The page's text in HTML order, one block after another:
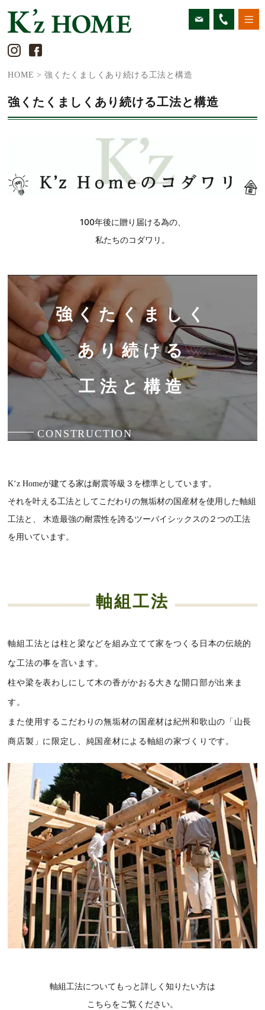
HOME > 強くたくましくあり続ける工法と構造
強くたくましくあり続ける工法と構造
100年後に贈り届ける為の、
私たちのコダワリ。
強くたくましく
あり続ける
工法と構造
CONSTRUCTION
K‘z Homeが建てる家は耐震等級３を標準としています。
それを叶える工法としてこだわりの無垢材の国産材を使用した軸組
工法と、
木造最強の耐震性を誇るツーバイシックスの２つの工法
を用いています。
軸組工法
軸組工法とは柱と梁などを組み立てて家をつくる日本の伝統的
な工法の事を言います。
柱や梁を表わしにして木の香がかおる大きな開口部が出来ま
す。
また使用するこだわりの無垢材の国産材は紀州和歌山の「山長
商店製」に限定し、純国産材による軸組の家づくりです。
軸組工法についてもっと詳しく知りたい方は
こちらをご覧ください。